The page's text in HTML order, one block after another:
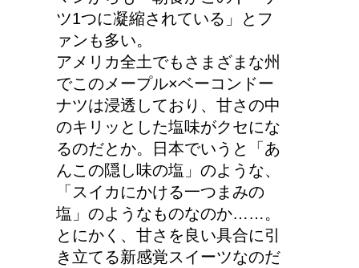
ツ1つに凝縮されている」とフ
ァンも多い。
アメリカ全土でもさまざまな州
でこのメープル×ベーコンドー
ナツは浸透しており、甘さの中
のキリッとした塩味がクセにな
るのだとか。日本でいうと「あ
んこの隠し味の塩」のような、
「スイカにかける一つまみの
塩」のようなものなのか……。
とにかく、甘さを良い具合に引
き立てる新感覚スイーツなのだ